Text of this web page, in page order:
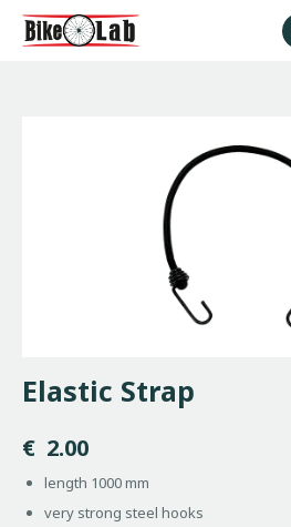
Bikelab
Σχετικά Με Εμάς
Προϊόντα
Υπηρεσίες
Gallery
Επικοινωνία
Elastic Strap
€ 2.00
length 1000 mm
very strong steel hooks